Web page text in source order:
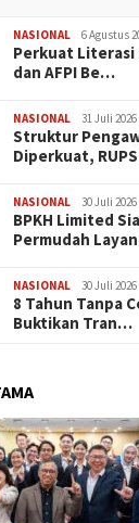
NASIONAL 6 Agustus
Perkuat Literasi
dan AFPI Be…
NASIONAL 31 Juli 2026
​Struktur
Diperkuat,
NASIONAL 30 Juli 2026
BPKH Limited
Permudah
NASIONAL 30 Juli 2026
​8 Tahun Tanpa
Buktikan Tran…